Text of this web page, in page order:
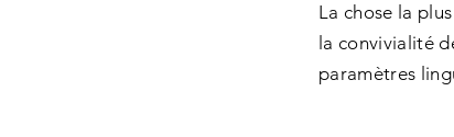
La chose la
la convivialité
paramètres